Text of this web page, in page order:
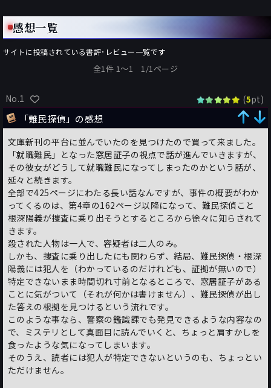
感想一覧
サイトに投稿されている書評･レビュー一覧です
全1件 1〜1 1/1ページ
No.1 (5pt)
「難民探偵」の感想
文庫新刊の平台に並んでいたのを見つけたので買って来ました。
「就職難民」となった窓居証子の視点で話が進んでいきますが、
その彼女がどうして就職難民になってしまったのかという話が、
延々と続きます。
全部で425ページにわたる長い話なんですが、事件の概要がわか
ってくるのは、第4章の162ページ以降になって、難民探偵こと
根深陽義が捜査に乗り出そうとするところから徐々に知らされて
きます。
殺された人物は一人で、容疑者は二人のみ。
しかも、捜査に乗り出したにも関わらず、結局、難民探偵・根深
陽義には犯人を（わかっているのだけれども、証拠が無いので）
特定できないまま時間切れ寸前となるところで、窓居証子がある
ことに気がついて（それが何かは書けません）、難民探偵が出し
た答えの根拠を見つけるという流れです。
このような事なら、警察の鑑識課でも発見できるような内容なの
で、ミステリとして真面目に読んでいくと、ちょっと肩すかしを
食ったような気になってしまいます。
そのうえ、読者には犯人が特定できないというのも、ちょっとい
ただけません。